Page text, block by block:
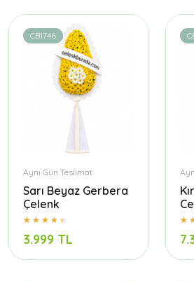
CB1746
Aynı Gün Teslimat
Sarı Beyaz Gerbera
Çelenk
3.999 TL